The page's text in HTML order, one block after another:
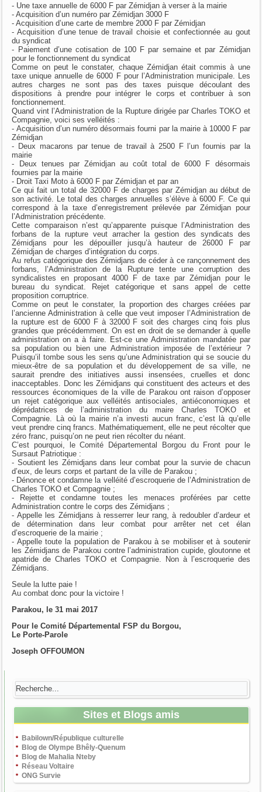
- Une taxe annuelle de 6000 F par Zémidjan à verser à la mairie
- Acquisition d’un numéro par Zémidjan 3000 F
- Acquisition d’une carte de membre 2000 F par Zémidjan
- Acquisition d’une tenue de travail choisie et confectionnée au gout
du syndicat
- Paiement d’une cotisation de 100 F par semaine et par Zémidjan
pour le fonctionnement du syndicat
Comme on peut le constater, chaque Zémidjan était commis à une
taxe unique annuelle de 6000 F pour l’Administration municipale. Les
autres charges ne sont pas des taxes puisque découlant des
dispositions à prendre pour intégrer le corps et contribuer à son
fonctionnement.
Quand vint l’Administration de la Rupture dirigée par Charles TOKO et
Compagnie, voici ses velléités :
- Acquisition d’un numéro désormais fourni par la mairie à 10000 F par
Zémidjan
- Deux macarons par tenue de travail à 2500 F l’un fournis par la
mairie
- Deux tenues par Zémidjan au coût total de 6000 F désormais
fournies par la mairie
- Droit Taxi Moto à 6000 F par Zémidjan et par an
Ce qui fait un total de 32000 F de charges par Zémidjan au début de
son activité. Le total des charges annuelles s’élève à 6000 F. Ce qui
correspond à la taxe d’enregistrement prélevée par Zémidjan pour
l’Administration précédente.
Cette comparaison n’est qu’apparente puisque l’Administration des
forbans de la rupture veut arracher la gestion des syndicats des
Zémidjans pour les dépouiller jusqu’à hauteur de 26000 F par
Zémidjan de charges d’intégration du corps.
Au refus catégorique des Zémidjans de céder à ce rançonnement des
forbans, l’Administration de la Rupture tente une corruption des
syndicalistes en proposant 4000 F de taxe par Zémidjan pour le
bureau du syndicat. Rejet catégorique et sans appel de cette
proposition corruptrice.
Comme on peut le constater, la proportion des charges créées par
l’ancienne Administration à celle que veut imposer l’Administration de
la rupture est de 6000 F à 32000 F soit des charges cinq fois plus
grandes que précédemment. On est en droit de se demander à quelle
administration on a à faire. Est-ce une Administration mandatée par
sa population ou bien une Administration imposée de l’extérieur ?
Puisqu’il tombe sous les sens qu’une Administration qui se soucie du
mieux-être de sa population et du développement de sa ville, ne
saurait prendre des initiatives aussi insensées, cruelles et donc
inacceptables. Donc les Zémidjans qui constituent des acteurs et des
ressources économiques de la ville de Parakou ont raison d’opposer
un rejet catégorique aux velléités antisociales, antiéconomiques et
déprédatrices de l’administration du maire Charles TOKO et
Compagnie. Là où la mairie n’a investi aucun franc, c’est là qu’elle
veut prendre cinq francs. Mathématiquement, elle ne peut récolter que
zéro franc, puisqu’on ne peut rien récolter du néant.
C’est pourquoi, le Comité Départemental Borgou du Front pour le
Sursaut Patriotique :
- Soutient les Zémidjans dans leur combat pour la survie de chacun
d’eux, de leurs corps et partant de la ville de Parakou ;
- Dénonce et condamne la velléité d’escroquerie de l’Administration de
Charles TOKO et Compagnie ;
- Rejette et condamne toutes les menaces proférées par cette
Administration contre le corps des Zémidjans ;
- Appelle les Zémidjans à resserrer leur rang, à redoubler d’ardeur et
de détermination dans leur combat pour arrêter net cet élan
d’escroquerie de la mairie ;
- Appelle toute la population de Parakou à se mobiliser et à soutenir
les Zémidjans de Parakou contre l’administration cupide, gloutonne et
apatride de Charles TOKO et Compagnie. Non à l’escroquerie des
Zémidjans.
Seule la lutte paie !
Au combat donc pour la victoire !
Parakou, le 31 mai 2017
Pour le Comité Départemental FSP du Borgou,
Le Porte-Parole
Joseph OFFOUMON
Sites et Blogs amis
Babilown/République culturelle
Blog de Olympe Bhêly-Quenum
Blog de Mahalia Nteby
Réseau Voltaire
ONG Survie